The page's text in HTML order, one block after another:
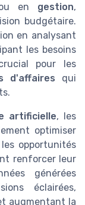
en gestion,
budgétaire.
en analysant
les besoins
pour les
d'affaires qui
artificielle, les
optimiser
opportunités
renforcer leur
générées
éclairées,
augmentant la